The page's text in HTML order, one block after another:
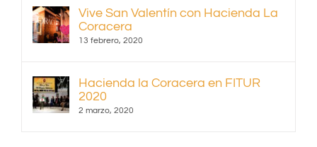
Vive San Valentín con Hacienda La
Coracera
13 febrero, 2020
Hacienda la Coracera en FITUR
2020
2 marzo, 2020